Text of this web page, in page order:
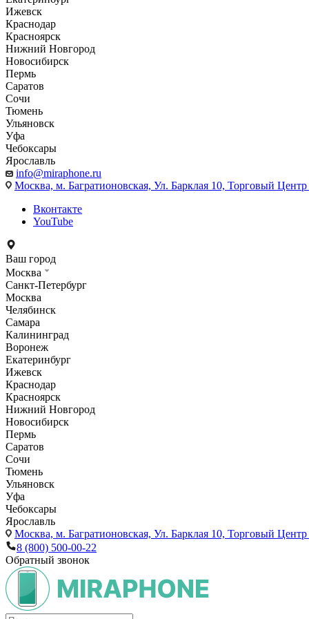
Ижевск
Краснодар
Красноярск
Нижний Новгород
Новосибирск
Пермь
Саратов
Сочи
Тюмень
Ульяновск
Уфа
Чебоксары
Ярославль
info@miraphone.ru
Москва, м. Багратионовская, Ул. Барклая 10, Торговый
Вконтакте
YouTube
Ваш город
Москва
Санкт-Петербург
Москва
Челябинск
Самара
Калининград
Воронеж
Екатеринбург
Ижевск
Краснодар
Красноярск
Нижний Новгород
Новосибирск
Пермь
Саратов
Сочи
Тюмень
Ульяновск
Уфа
Чебоксары
Ярославль
Москва, м. Багратионовская, Ул. Барклая 10, Торговый
8 (800) 500-00-22
Обратный звонок